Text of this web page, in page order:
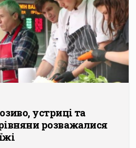
устриці та
розважалися